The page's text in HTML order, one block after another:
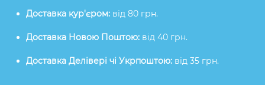
Доставка кур'єром: від 80 грн.
Доставка Новою Поштою: від 40 грн.
Доставка Делівері чі Укрпоштою: від 35 грн.